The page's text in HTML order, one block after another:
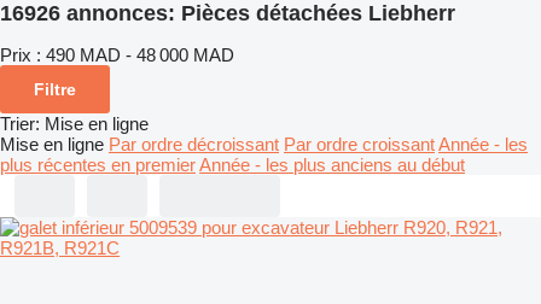
16926 annonces: Pièces détachées Liebherr
Prix : 490 MAD - 48 000 MAD
Filtre
Trier: Mise en ligne
Mise en ligne Par ordre décroissant Par ordre croissantAnnée - les
plus récentes en premierAnnée - les plus anciens au début